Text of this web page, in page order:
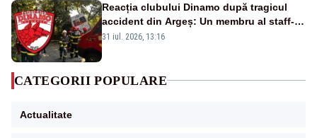
Reacția clubului Dinamo după tragicul
accident din Argeș: Un membru al staff-
ului medical a murit, antrenorul Adrian
31 iul. 2026, 13:16
CATEGORII POPULARE
Actualitate